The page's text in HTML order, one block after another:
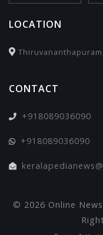
LOCATION
CONTACT
+918089036090
+918089036090
© 2026 Online